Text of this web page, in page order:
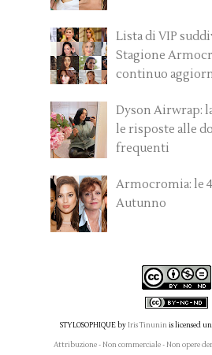
Lista di VIP
Stagione
continuo
Dyson Airwrap:
le risposte alle
frequenti
Armocromia: le
Autunno
STYLOSOPHIQUEbyIris Tinuninis licensed
Attribuzione - Non commerciale - Non opere